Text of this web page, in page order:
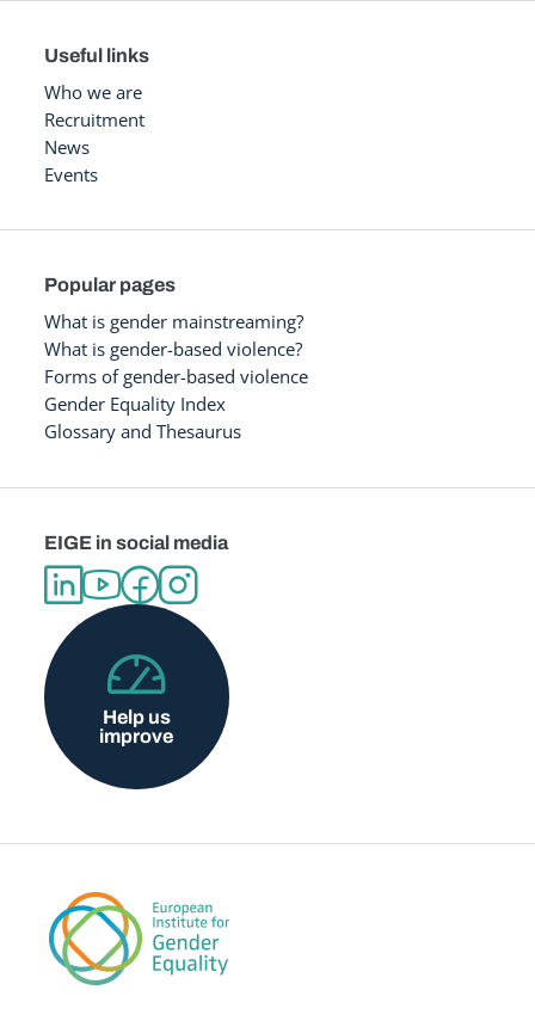
Useful links
Who we are
Recruitment
News
Events
Popular pages
What is gender mainstreaming?
What is gender-based violence?
Forms of gender-based violence
Gender Equality Index
Glossary and Thesaurus
EIGE in social media
Help us
improve